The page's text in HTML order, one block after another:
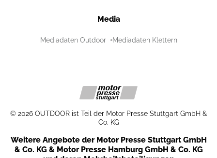
Media
Mediadaten Outdoor Mediadaten Klettern
© 2026 OUTDOOR ist Teil der Motor Presse Stuttgart GmbH &
Co. KG
Weitere Angebote der Motor Presse Stuttgart GmbH
& Co. KG & Motor Presse Hamburg GmbH & Co. KG